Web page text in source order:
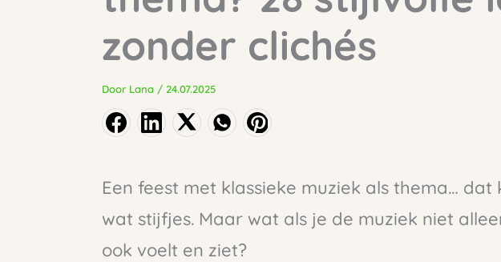
zonder clichés
Door Lana / 24.07.2025
Een feest met klassieke muziek als thema… dat
wat stijfjes. Maar wat als je de muziek niet
ook voelt en ziet?